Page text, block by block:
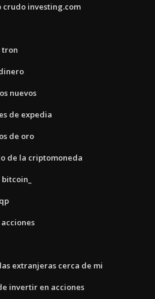
investing.com
tron
nuevos
de expedia
de oro
de la criptomoneda
extranjeras cerca de mi
invertir en acciones